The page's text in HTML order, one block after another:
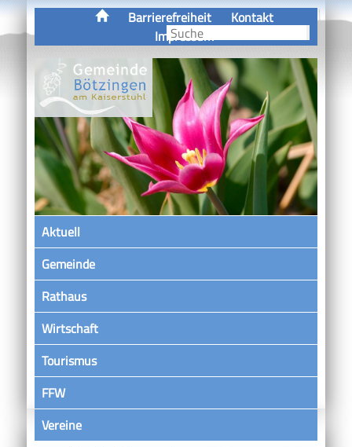
Barrierefreiheit
Kontakt
Impressum
Aktuell
Gemeinde
Rathaus
Wirtschaft
Tourismus
FFW
VereineSatzungen